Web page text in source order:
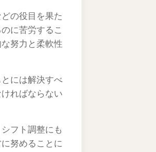
の役目を果た
に苦労するこ
努力と柔軟性
には解決すべ
ればならない
フト調整にも
努めることに